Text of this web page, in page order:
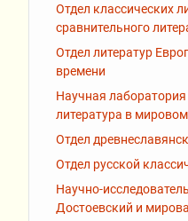
Отдел классических
сравнительного
Отдел литератур
времени
Научная лаборатория
литература в
Отдел
Отдел русской
Научно-
Достоевский и